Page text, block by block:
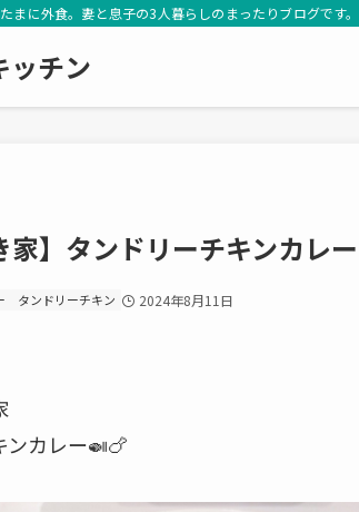
まに外食。妻と息子の3人暮らしのまったりブログです。
ッチン
家】タンドリーチキンカレー
タンドリーチキン 2024年8月11日
ンカレー🍛🍗